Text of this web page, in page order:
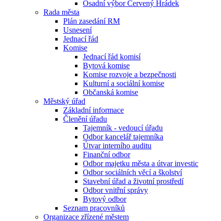
Osadní výbor Červený Hrádek
Rada města
Plán zasedání RM
Usnesení
Jednací řád
Komise
Jednací řád komisí
Bytová komise
Komise rozvoje a bezpečnosti
Kulturní a sociální komise
Občanská komise
Městský úřad
Základní informace
Členění úřadu
Tajemník - vedoucí úřadu
Odbor kancelář tajemníka
Útvar interního auditu
Finanční odbor
Odbor majetku města a útvar investic
Odbor sociálních věcí a školství
Stavební úřad a životní prostředí
Odbor vnitřní správy
Bytový odbor
Seznam pracovníků
Organizace zřízené městem